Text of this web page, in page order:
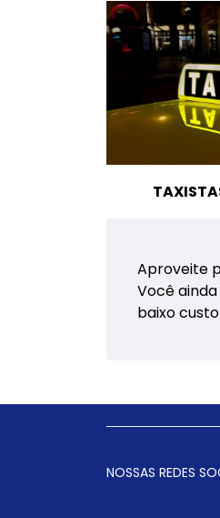
Aproveite
Você
baixo
NOSSAS REDES